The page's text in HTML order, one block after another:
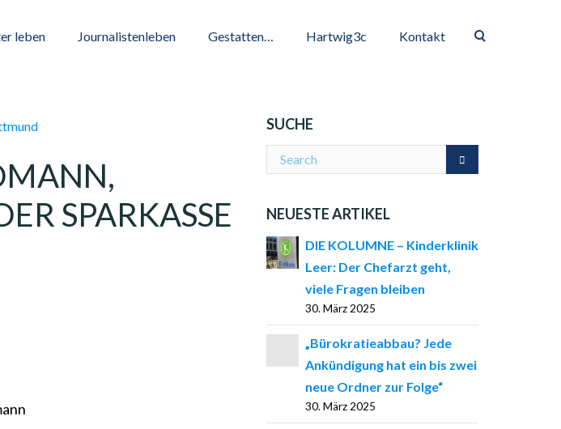
leben Journalistenleben Gestatten… Hartwig3c Kontakt
SPARKASSE
SUCHE
NEUESTE ARTIKEL
DIE KOLUMNE – Kinderklinik
Leer: Der Chefarzt geht,
viele Fragen bleiben
30. März 2025
„Bürokratieabbau? Jede
Ankündigung hat ein bis zwei
neue Ordner zur Folge“
30. März 2025